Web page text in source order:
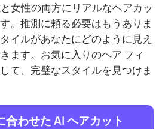
女性の両方にリアルなヘアカッ
。推測に頼る必要はもうありま
イルがあなたにどのように見え
ます。お気に入りのヘア フィ
て、完璧なスタイルを見つけま
合わせた AI ヘアカット